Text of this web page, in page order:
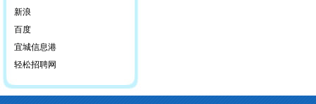
新浪
百度
宜城信息港
轻松招聘网